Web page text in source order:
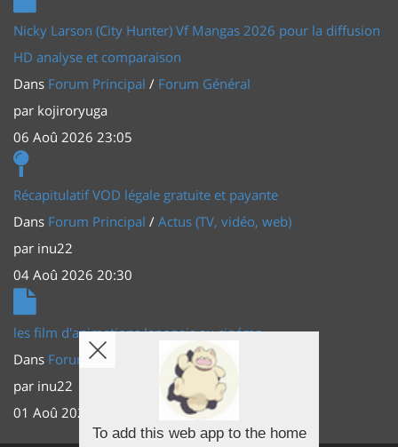
Nicky Larson (City Hunter) Vf Mangas 2026 pour la diffusion
HD analyse et comparaison
Dans Forum Principal / Forum Général
par kojiroryuga
06 Aoû 2026 23:05
Récapitulatif VOD légale gratuite et payante
Dans Forum Principal / Actus (TV, vidéo, web)
par inu22
04 Aoû 2026 20:30
les film d'animations Japonais au cinéma
Dans Forum Principal
Actus (TV, vidéo, web)
par inu22
01 Aoû 2026 20:56
To add this web app to the home